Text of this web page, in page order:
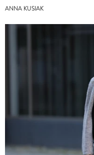
ANNA KUSIAK